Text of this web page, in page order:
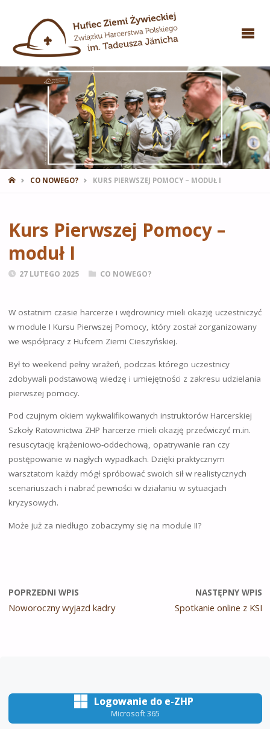
STRONA
CO NOWEGO? KURS PIERWSZEJ POMOCY – MODUŁ I
Kurs Pierwszej Pomocy –
moduł I
27 LUTEGO 2025 CO NOWEGO?
W ostatnim czasie harcerze i wędrownicy mieli okazję uczestniczyć
w module I Kursu Pierwszej Pomocy, który został zorganizowany
we współpracy z Hufcem Ziemi Cieszyńskiej.
Był to weekend pełny wrażeń, podczas którego uczestnicy
zdobywali podstawową wiedzę i umiejętności z zakresu udzielania
pierwszej pomocy.
Pod czujnym okiem wykwalifikowanych instruktorów Harcerskiej
Szkoły Ratownictwa ZHP harcerze mieli okazję przećwiczyć m.in.
resuscytację krążeniowo-oddechową, opatrywanie ran czy
postępowanie w nagłych wypadkach. Dzięki praktycznym
warsztatom każdy mógł spróbować swoich sił w realistycznych
scenariuszach i nabrać pewności w działaniu w sytuacjach
kryzysowych.
Może już za niedługo zobaczymy się na module II?
POPRZEDNI WPIS
Noworoczny wyjazd kadry
NASTĘPNY WPIS
Spotkanie online z KSI
Logowanie do e-ZHP
Microsoft 365